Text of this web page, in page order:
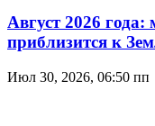
Август 2026 года:
приблизится к
Июл 30, 2026, 06:50 пп